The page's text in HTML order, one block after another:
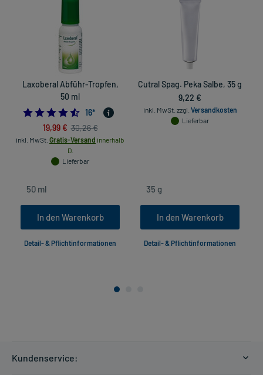
Laxoberal Abführ-Tropfen,
50 ml
4.5625
16*
19,99 € 30,26 €
inkl. MwSt. Gratis-Versand innerhalb
D.
Lieferbar
In den Warenkorb
Detail- & Pflichtinformationen
Cutral Spag. Peka Salbe, 35 g
9,22 €
inkl. MwSt. zzgl. Versandkosten
Lieferbar
In den Warenkorb
Detail- & Pflichtinformationen
Kundenservice: